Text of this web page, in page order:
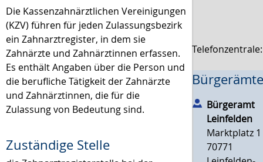
Die Kassenzahnärztlichen Vereinigungen
(KZV) führen für jeden Zulassungsbezirk
ein Zahnarztregister, in dem sie
Zahnärzte und Zahnärztinnen erfassen.
Es enthält Angaben über die Person und
die berufliche Tätigkeit der Zahnärzte
und Zahnärztinnen, die für die
Zulassung von Bedeutung sind.
Zuständige Stelle
Bürgeramt
Leinfelden
Marktplatz 1
70771